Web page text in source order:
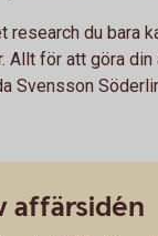
du bara
Allt för att göra
Svensson
affärsidén